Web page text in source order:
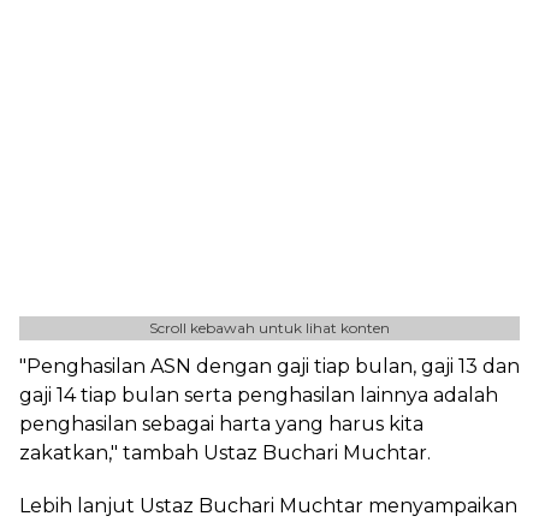
Scroll kebawah untuk lihat konten
"Penghasilan ASN dengan gaji tiap bulan, gaji 13 dan
gaji 14 tiap bulan serta penghasilan lainnya adalah
penghasilan sebagai harta yang harus kita
zakatkan," tambah Ustaz Buchari Muchtar.
Lebih lanjut Ustaz Buchari Muchtar menyampaikan